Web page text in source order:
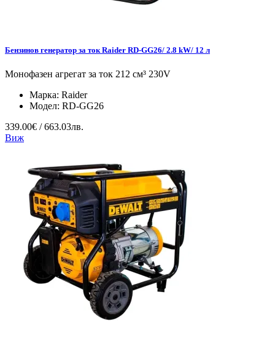
Бензинов генератор за ток Raider RD-GG26/ 2.8 kW/ 12 л
Монофазен агрегат за ток 212 см³ 230V
Марка: Raider
Модел: RD-GG26
339.00€ / 663.03лв.
Виж